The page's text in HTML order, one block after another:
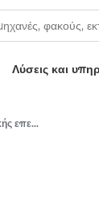
Λύσεις και
BLM200 - Επιλογές τελικής επεξεργασίας